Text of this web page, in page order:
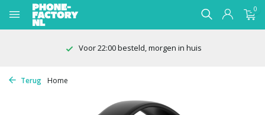
0
Voor 22:00 besteld, morgen in huis
Terug Home